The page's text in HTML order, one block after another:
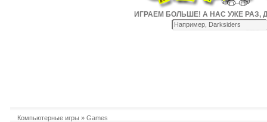
ИГРАЕМ БОЛЬШЕ! А НАС УЖЕ РАЗ,
Компьютерные игры » Games